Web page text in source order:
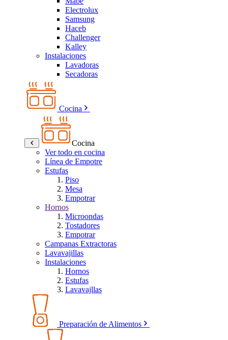
Electrolux
Samsung
Haceb
Challenger
Kalley
Instalaciones
Lavadoras
Secadoras
Cocina
Cocina
Ver todo en cocina
Línea de Empotre
Estufas
Piso
Mesa
Empotrar
Hornos
Microondas
Tostadores
Empotrar
Campanas Extractoras
Lavavajillas
Instalaciones
Hornos
Estufas
Lavavajllas
Preparación de Alimentos